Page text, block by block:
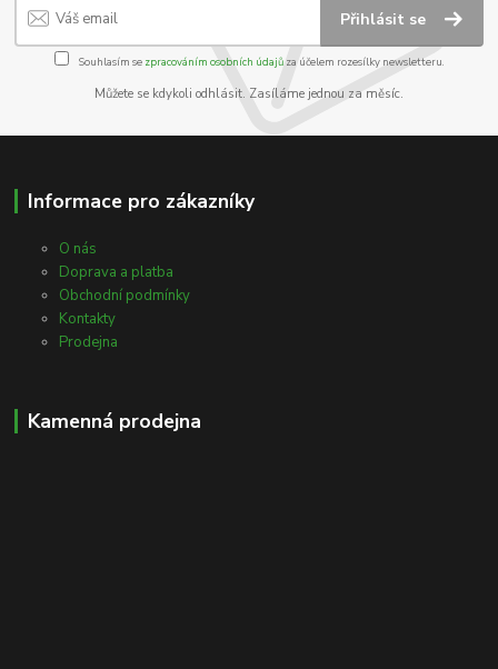
Přihlásit se
Souhlasím se zpracováním osobních údajůza účelem rozesílky newsletteru.
Můžete se kdykoli odhlásit. Zasíláme jednou za měsíc.
Informace pro zákazníky
O nás
Doprava a platba
Obchodní podmínky
Kontakty
Prodejna
Kamenná prodejna